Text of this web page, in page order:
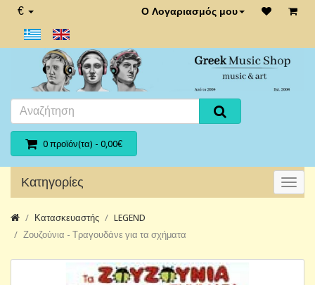
€ Ο Λογαριασμός μου
0 προϊόν(τα) - 0,00€
Κατηγορίες
Κατασκευαστής
LEGEND
Ζουζούνια - Τραγουδάνε για τα σχήματα